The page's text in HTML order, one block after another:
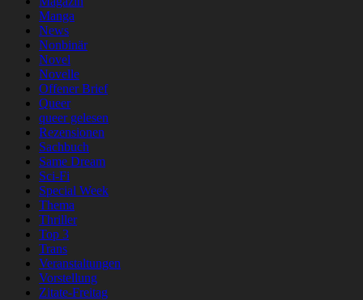
Manga
News
Nonbinär
Novel
Novelle
Offener Brief
Queer
queer gelesen
Rezensionen
Sachbuch
Same Dream
Sci-Fi
Special Week
Thema
Thriller
Top 3
Trans
Veranstaltungen
Vorstellung
Zitate-Freitag